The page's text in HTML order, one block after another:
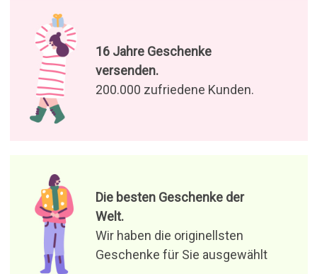
16 Jahre Geschenke
versenden.
200.000 zufriedene Kunden.
Die besten Geschenke der
Welt.
Wir haben die originellsten
Geschenke für Sie ausgewählt